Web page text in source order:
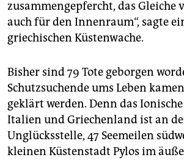
zusammengepfercht, das Gleiche
auch für den Innenraum“, sagte
griechischen Küstenwache.
Bisher sind 79 Tote geborgen
Schutzsuchende ums Leben
geklärt werden. Denn das
Italien und Griechenland ist an
Unglücksstelle, 47 Seemeilen
kleinen Küstenstadt Pylos im